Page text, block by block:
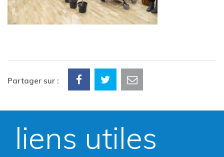
Partager sur :
liens utiles